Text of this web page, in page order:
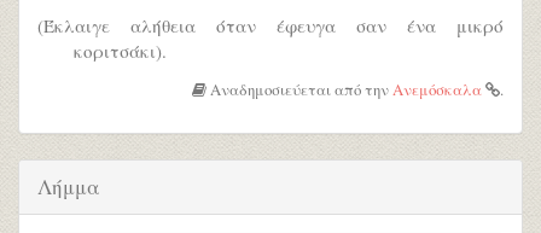
(Έκλαιγε αλήθεια όταν έφευγα σαν ένα μικρό
κοριτσάκι).
Αναδημοσιεύεται από τηνΑνεμόσκαλα .
Λήμμα